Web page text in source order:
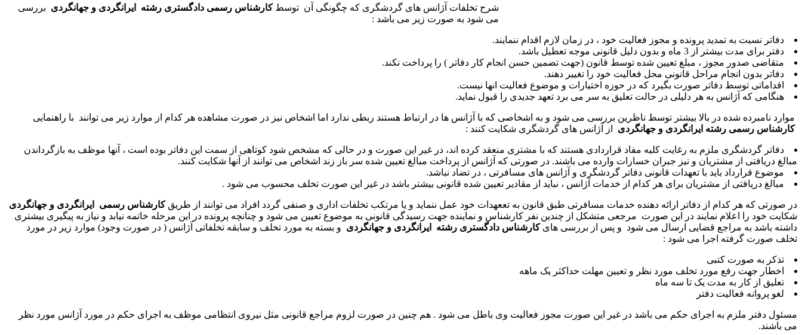
شرح تخلفات آژانس های گردشگری که چگونگی آن توسطکارشناس رسمی دادگستری رشته ایرانگردی و جهانگردی بررسی
می شود به صورت زیر می باشد :
دفاتر نسبت به تمدید پرونده و مجوز فعالیت خود ، در زمان لازم اقدام ننمایند.
دفتر برای مدت بیشتر از 3 ماه و بدون دلیل قانونی موجه تعطیل باشد.
متقاضی صدور مجوز ، مبلغ تعیین شده توسط قانون (جهت تضمین حسن انجام کار دفاتر ) را پرداخت نکند.
دفاتر بدون انجام مراحل قانونی محل فعالیت خود را تغییر دهند.
اقداماتی توسط دفاتر صورت بگیرد که در حوزه اختیارات و موضوع فعالیت انها نیست.
هنگامی که آژانس به هر دلیلی در حالت تعلیق به سر می برد تعهد جدیدی را قبول نماید.
موارد نامبرده شده در بالا بیشتر توسط ناظرین بررسی می شود و به اشخاصی که با آژانس ها در ارتباط هستند ربطی ندارد اما اشخاص نیز در صورت مشاهده هر کدام از موارد زیر می توانند با راهنمایی
کارشناس رسمی رشته ایرانگردی و جهانگردی از آژانس های گردشگری شکایت کنند :
دفاتر گردشگری ملزم به رغایت کلیه مفاد قراردادی هستند که با مشتری منعقد کرده اند، در غیر این صورت و در حالی که مشخص شود کوتاهی از سمت این دفاتر بوده است ، آنها موظف به بازگرداندن
مبالغ دریافتی از مشتریان و نیز جبران خسارات وارده می باشند. در صورتی که آژانس از پرداخت مبالغ تعیین شده سر باز زند اشخاص می توانند از آنها شکایت کنند.
موضوع قرارداد باید با تعهدات قانونی دفاتر گردشگری و آژانس های مسافرتی ، در تضاد نباشد.
مبالغ دریافتی از مشتریان برای هر کدام از خدمات آژانس ، نباید از مقادیر تعیین شده قانونی بیشتر باشد در غیر این صورت تخلف محسوب می شود .
در صورتی که هر کدام از دفاتر ارائه دهنده خدمات مسافرتی طبق قانون به تععهدات خود عمل ننماید و یا مرتکب تخلفات اداری و صنفی گردد افراد می توانند از طریقکارشناس رسمی ایرانگردی و جهانگردی
شکایت خود را اعلام نمایند در این صورت مرجعی متشکل از چندین نفر کارشناس و نماینده جهت رسیدگی قانونی به موضوع تعیین می شود و چنانچه پرونده در این مرحله خاتمه نیابد و نیاز به پیگیری بیشتری
داشته باشد به مراجع قضایی ارسال می شود و پس از بررسی هایکارشناس دادگستری رشته ایرانگردی و جهانگردی و بسته به مورد تخلف و سابقه تخلفاتی آژانس ( در صورت وجود) موارد زیر در مورد
تخلف صورت گرفته اجرا می شود :
تذکر به صورت کتبی
اخطار جهت رفع مورد تخلف مورد نظر و تعیین مهلت حداکثر یک ماهه
تعلیق از کار به مدت یک تا سه ماه
لغو پروانه فعالیت دفتر
مسئول دفتر ملزم به اجرای حکم می باشد در غیر این صورت مجوز فعالیت وی باطل می شود . هم چنین در صورت لزوم مراجع قانونی مثل نیروی انتظامی موظف به اجرای حکم در مورد آژانس مورد نظر
می باشند.